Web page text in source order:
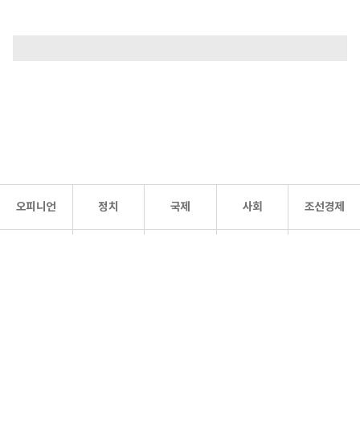
오피니언 정치 국제 사회 조선경제